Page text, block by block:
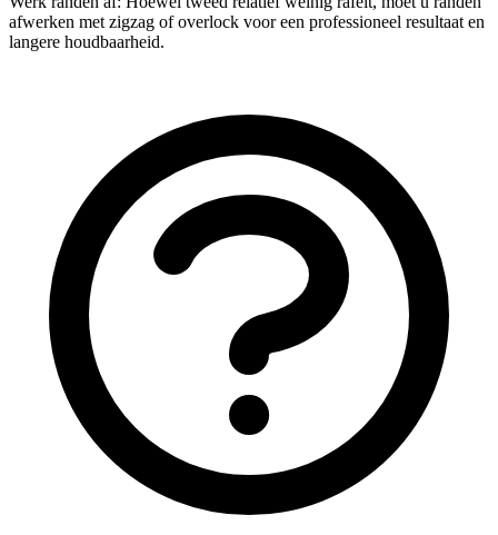
afwerken met zigzag of overlock voor een professioneel resultaat en
langere houdbaarheid.